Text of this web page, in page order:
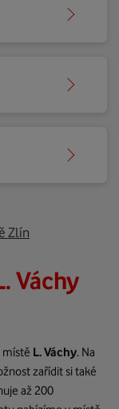
Zlín
Váchy
místě L. Váchy. Na
zařídit si také
až 200